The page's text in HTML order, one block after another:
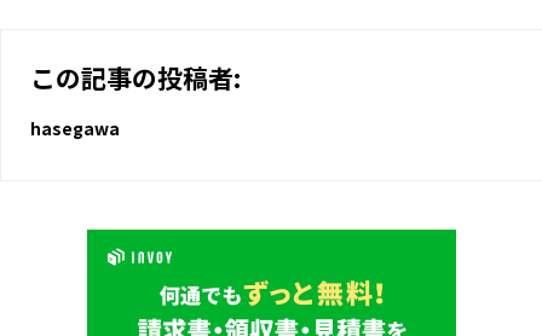
この記事の投稿者:
hasegawa